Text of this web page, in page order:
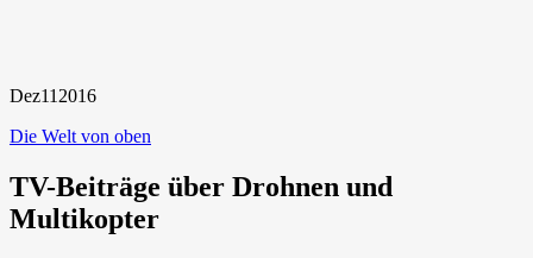
Dez11 2016
Die Welt von oben
TV-Beiträge über Drohnen und
Multikopter